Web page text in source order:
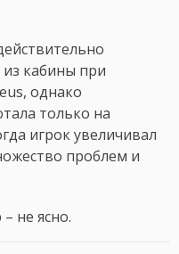
кабины при
однако
только на
игрок увеличивал
проблем и
не ясно.